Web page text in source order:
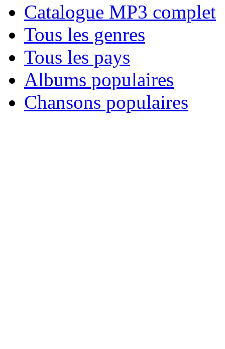
Catalogue MP3 complet
Tous les genres
Tous les pays
Albums populaires
Chansons populaires